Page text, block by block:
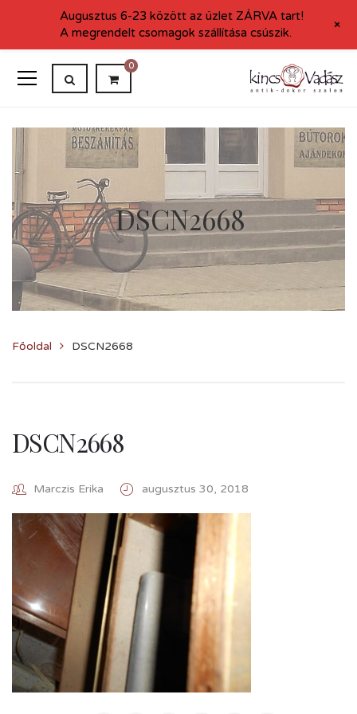
0
DSCN2668
Főoldal DSCN2668
DSCN2668
Marczis Erika augusztus 30, 2018
Augusztus 6-23 között az üzlet ZÁRVA tart!
A megrendelt csomagok szállítása csúszik.
+